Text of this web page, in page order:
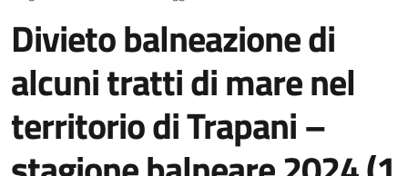
Divieto balneazione di
alcuni tratti di mare nel
territorio di Trapani –